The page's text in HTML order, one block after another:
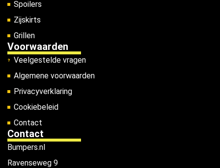
Spoilers
Zijskirts
Grillen
Voorwaarden
Veelgestelde vragen
Algemene voorwaarden
Privacyverklaring
Cookiebeleid
Contact
Contact
Bumpers.nl
Ravenseweg 9